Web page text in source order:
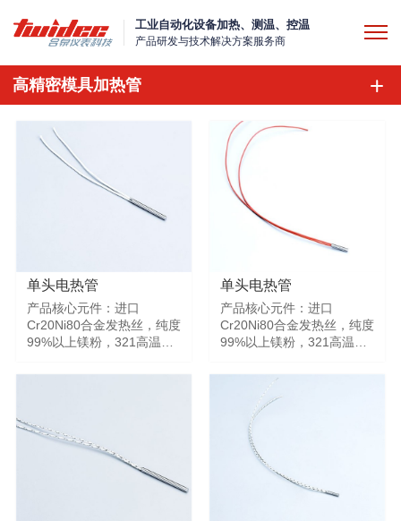
工业自动化设备加热、测温、控温
产品研发与技术解决方案服务商
高精密模具加热管
单头电热管
产品核心元件：进口
Cr20Ni80合金发热丝，纯度
99%以上镁粉，321高温无
引线。产品极细做到3mm，
最小直径3~5mm可定制，
采用321高温无缝管，各种
规格、高难度、高精密加热
管均可定制。功率大，寿命
单头电热管
产品核心元件：进口
Cr20Ni80合金发热丝，纯度
99%以上镁粉，321高温无
引线。产品极细做到3mm，
极短做到12mm，极高温度
1000℃以上。 产品特点：
最小直径3~5mm可定制，
采用321高温无缝管，各种
规格、高难度、高精密加热
管均可定制。功率大，寿命
长，A~AAA级，最高可定